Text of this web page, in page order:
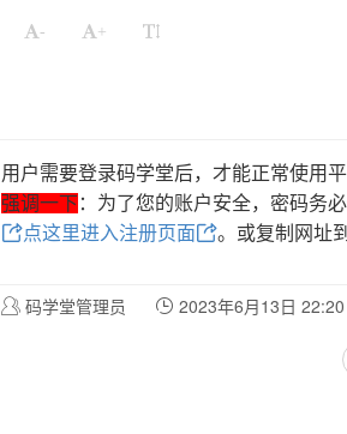
- +
用户需要登录码学堂后，才能正常使用
强调一下：为了您的账户安全，密码务
点这里进入注册页面
。或复制网址
码学堂管理员 2023年6月13日 22:20